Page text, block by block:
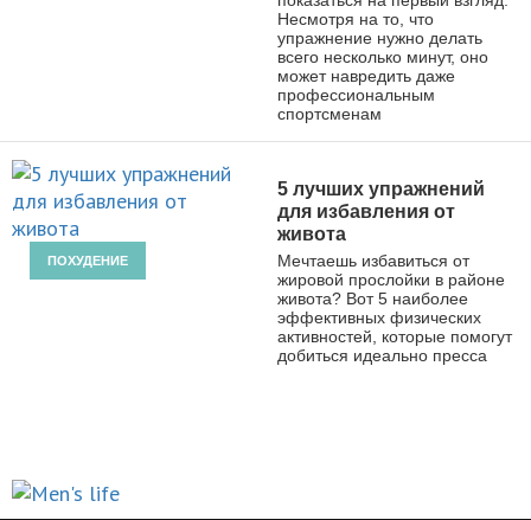
Несмотря на то, что
упражнение нужно делать
всего несколько минут, оно
может навредить даже
профессиональным
спортсменам
ПОХУДЕНИЕ
5 лучших упражнений
для избавления от
живота
Мечтаешь избавиться от
жировой прослойки в районе
живота? Вот 5 наиболее
эффективных физических
активностей, которые помогут
добиться идеально пресса